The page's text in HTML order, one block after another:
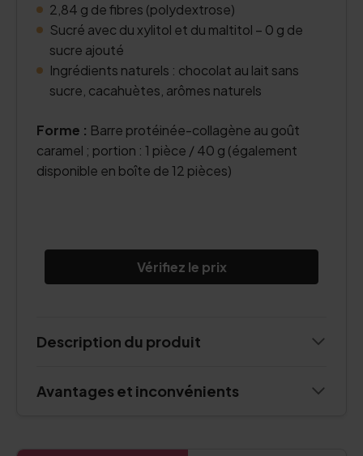
2,84 g de fibres (polydextrose)
Sucré avec du xylitol et du maltitol – 0 g de
sucre ajouté
Ingrédients naturels : chocolat au lait sans
sucre, cacahuètes, arômes naturels
Forme : Barre protéinée-collagène au goût
caramel ; portion : 1 pièce / 40 g (également
disponible en boîte de 12 pièces)
Vérifiez le prix
Description du produit
Avantages et inconvénients